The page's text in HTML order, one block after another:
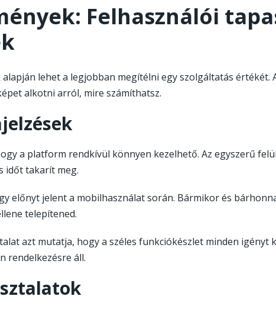
Felhasználói
lehet a legjobban megítélni egy szolgáltatás értékét.
alkotni arról, mire számíthatsz.
a platform rendkívül könnyen kezelhető. Az egyszerű
időt takarít meg.
előnyt jelent a mobilhasználat során. Bármikor és
telepítened.
azt mutatja, hogy a széles funkciókészlet minden igényt
rendelkezésre áll.